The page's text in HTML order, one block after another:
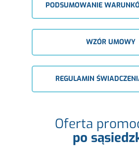
PODSUMOWANIE
WZÓR UMOWY
REGULAMIN
Oferta
po